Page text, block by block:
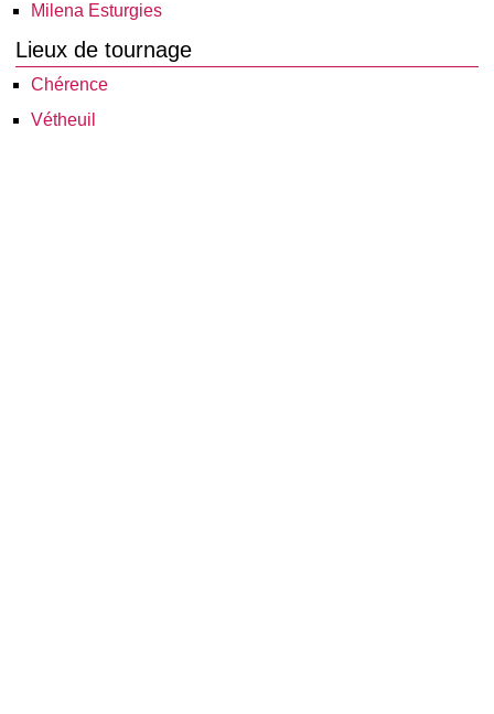
Milena Esturgies
Lieux de tournage
Chérence
Vétheuil